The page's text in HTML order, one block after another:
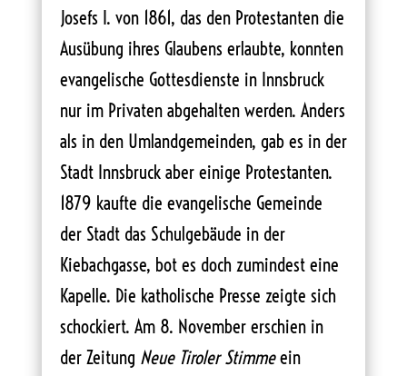
Josefs I. von 1861, das den Protestanten die
Ausübung ihres Glaubens erlaubte, konnten
evangelische Gottesdienste in Innsbruck
nur im Privaten abgehalten werden. Anders
als in den Umlandgemeinden, gab es in der
Stadt Innsbruck aber einige Protestanten.
1879 kaufte die evangelische Gemeinde
der Stadt das Schulgebäude in der
Kiebachgasse, bot es doch zumindest eine
Kapelle. Die katholische Presse zeigte sich
schockiert. Am 8. November erschien in
der Zeitung Neue Tiroler Stimmeein